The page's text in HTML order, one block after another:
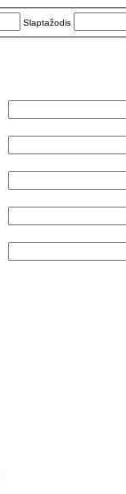
Slaptažodis